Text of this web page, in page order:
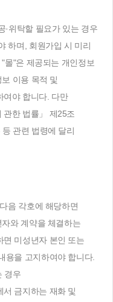
·위탁할 필요가 있는 경우
하며, 회원가입 시 미리
몰"은 제공되는 개인정보
이용 목적 및
여야 합니다. 다만
관한 법률」 제25조
관련 법령에 달리
음 각호에 해당하면
와 계약을 체결하는
면 미성년자 본인 또는
용을 고지하여야 합니다.
경우
금지하는 재화 및